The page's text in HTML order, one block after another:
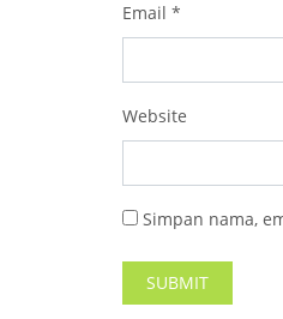
Email *
Website
Simpan nama,